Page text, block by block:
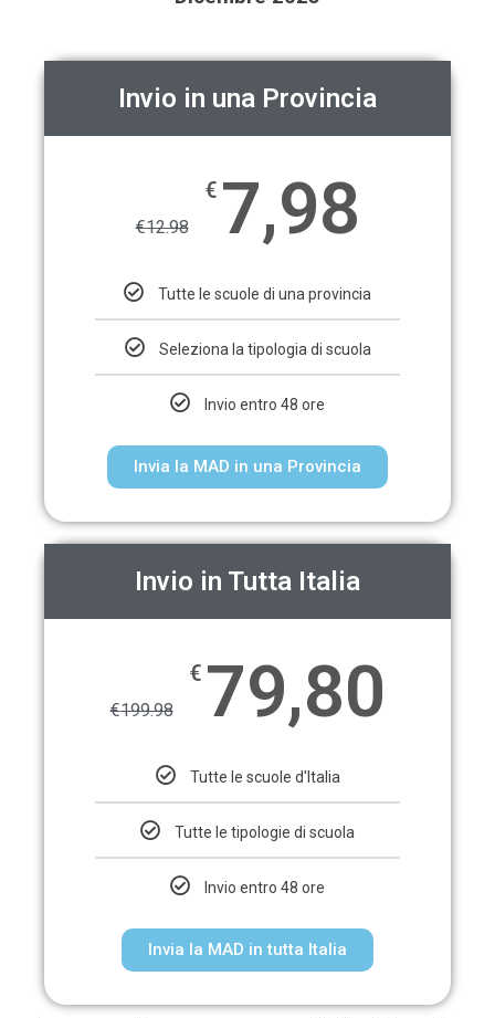
Invio in una Provincia
€12.98
€ 7,98
Tutte le scuole di una provincia
Seleziona la tipologia di scuola
Invio entro 48 ore
Invia la MAD in una Provincia
Invio in Tutta Italia
€199.98
€ 79,80
Tutte le scuole d'Italia
Tutte le tipologie di scuola
Invio entro 48 ore
Invia la MAD in tutta Italia